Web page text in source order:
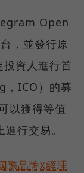
Open
，並發行原
資人進行首
ICO）的募
以獲得等值
行交易。
際品牌X經理